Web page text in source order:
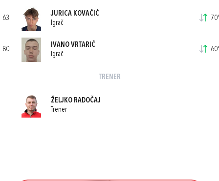
63
JURICA KOVAČIĆ
Igrač
70'
80
IVANO VRTARIĆ
Igrač
60'
TRENER
ŽELJKO RADOČAJ
Trener